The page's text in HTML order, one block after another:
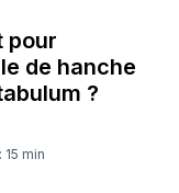
pour
de hanche
?
15 min